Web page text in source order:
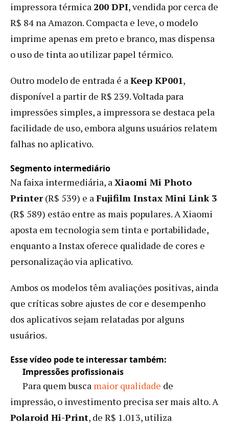
impressora térmica 200 DPI, vendida por cerca de
R$ 84 na Amazon. Compacta e leve, o modelo
imprime apenas em preto e branco, mas dispensa
o uso de tinta ao utilizar papel térmico.
Outro modelo de entrada é aKeep KP001,
disponível a partir de R$ 239. Voltada para
impressões simples, a impressora se destaca pela
facilidade de uso, embora alguns usuários relatem
falhas no aplicativo.
Segmento intermediário
Na faixa intermediária, aXiaomi Mi Photo
Printer(R$ 539) e aFujifilm Instax Mini Link 3
(R$ 589) estão entre as mais populares. A Xiaomi
aposta em tecnologia sem tinta e portabilidade,
enquanto a Instax oferece qualidade de cores e
personalização via aplicativo.
Ambos os modelos têm avaliações positivas, ainda
que críticas sobre ajustes de cor e desempenho
dos aplicativos sejam relatadas por alguns
usuários.
Esse vídeo pode te interessar também:
Impressões profissionais
Para quem busca maior qualidade de
impressão, o investimento precisa ser mais alto. A
Polaroid Hi-Print, de R$ 1.013, utiliza